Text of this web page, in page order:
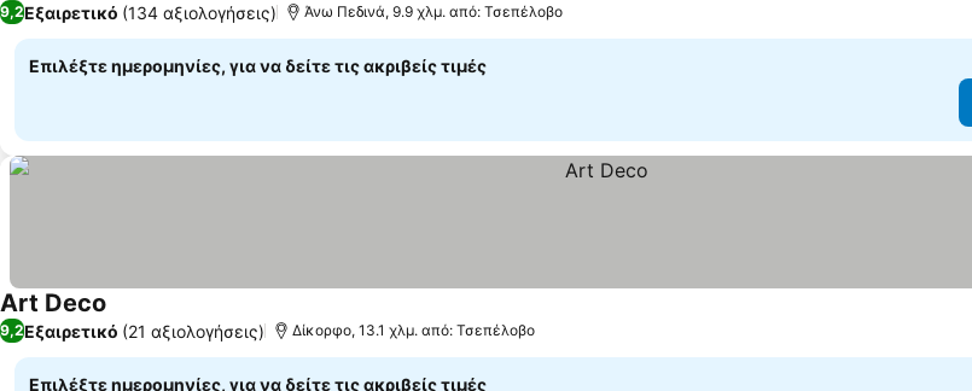
9,2Εξαιρετικό (134 αξιολογήσεις) Άνω Πεδινά, 9.9 χλμ. από: Τσεπέλοβο
Επιλέξτε ημερομηνίες, για να δείτε τις ακριβείς τιμές
Art Deco
9,2Εξαιρετικό (21 αξιολογήσεις) Δίκορφο, 13.1 χλμ. από: Τσεπέλοβο
Επιλέξτε ημερομηνίες, για να δείτε τις ακριβείς τιμές